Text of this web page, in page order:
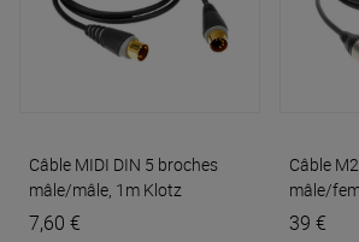
Câble MIDI DIN 5 broches
mâle/mâle, 1m Klotz
7,60 €
Câble
mâle/
39 €